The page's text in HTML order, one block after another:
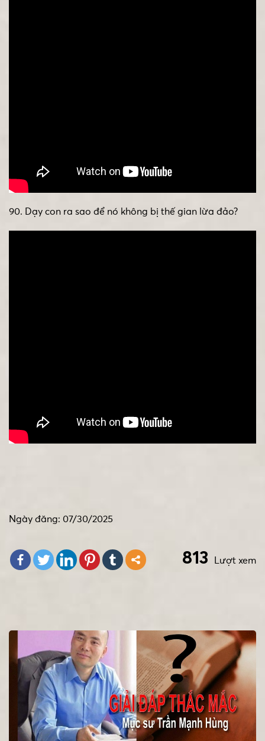
90. Dạy con ra sao để nó không bị thế gian lừa đảo?
Ngày đăng: 07/30/2025
Lượt xem
813